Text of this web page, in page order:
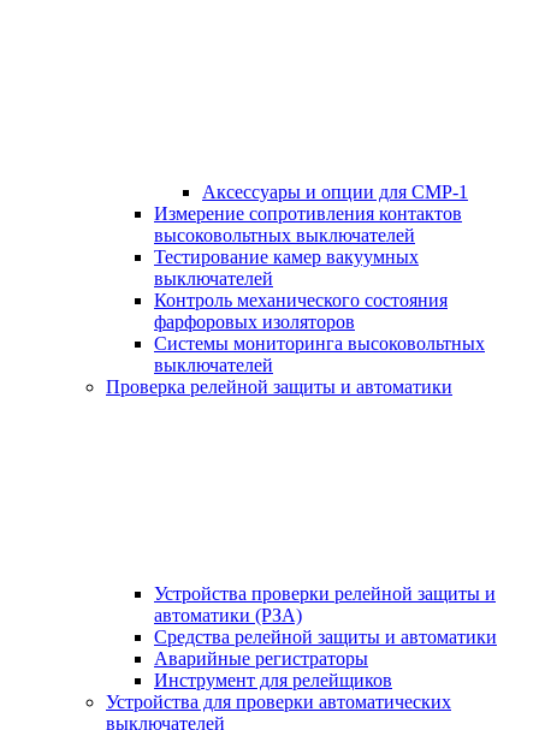
Аксессуары и опции для СМР-1
Измерение сопротивления контактов
высоковольтных выключателей
Тестирование камер вакуумных
выключателей
Контроль механического состояния
фарфоровых изоляторов
Системы мониторинга высоковольтных
выключателей
Проверка релейной защиты и автоматики
Устройства проверки релейной защиты и
автоматики (РЗА)
Средства релейной защиты и автоматики
Аварийные регистраторы
Инструмент для релейщиков
Устройства для проверки автоматических
выключателей